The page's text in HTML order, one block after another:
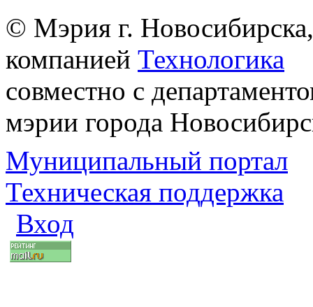
© Мэрия г.
компанией Технологика
совместно с
мэрии города
Муниципальный портал
Техническая поддержка
Вход